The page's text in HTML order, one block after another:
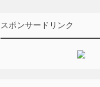
スポンサードリンク